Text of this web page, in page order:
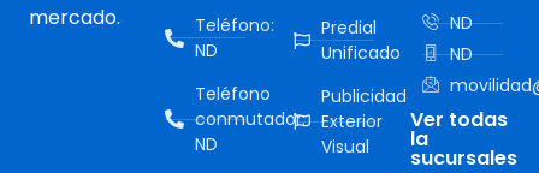
mercado.
Teléfono:
ND
Teléfono
conmutador:
ND
Predial
Unificado
Publicidad
Exterior
Visual
ND
ND
Ver todas
la
sucursales